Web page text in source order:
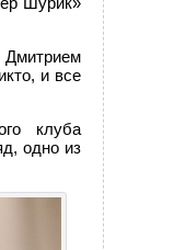
Дмитрием
и все
клуба
одно из